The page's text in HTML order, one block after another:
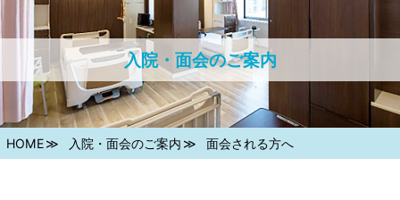
入院・面会のご案内
HOME 入院・面会のご案内 面会される方へ